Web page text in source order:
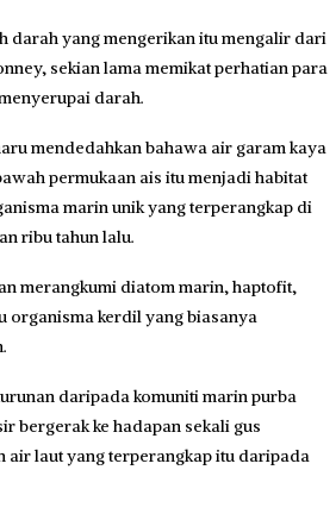
darah yang mengerikan itu mengalir dari
sekian lama memikat perhatian para
darah.
mendedahkan bahawa air garam kaya
permukaan ais itu menjadi habitat
marin unik yang terperangkap di
ribu tahun lalu.
merangkumi diatom marin, haptofit,
organisma kerdil yang biasanya
daripada komuniti marin purba
bergerak ke hadapan sekali gus
air laut yang terperangkap itu daripada